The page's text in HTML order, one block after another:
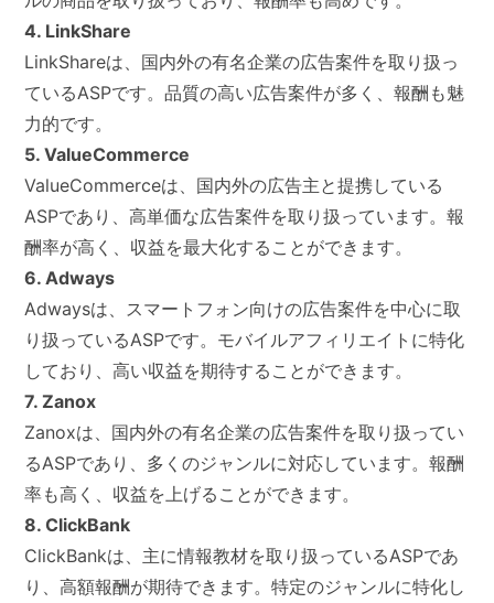
4. LinkShare
LinkShareは、国内外の有名企業の広告案件を取り扱っ
ているASPです。品質の高い広告案件が多く、報酬も魅
力的です。
5. ValueCommerce
ValueCommerceは、国内外の広告主と提携している
ASPであり、高単価な広告案件を取り扱っています。報
酬率が高く、収益を最大化することができます。
6. Adways
Adwaysは、スマートフォン向けの広告案件を中心に取
り扱っているASPです。モバイルアフィリエイトに特化
しており、高い収益を期待することができます。
7. Zanox
Zanoxは、国内外の有名企業の広告案件を取り扱ってい
るASPであり、多くのジャンルに対応しています。報酬
率も高く、収益を上げることができます。
8. ClickBank
ClickBankは、主に情報教材を取り扱っているASPであ
り、高額報酬が期待できます。特定のジャンルに特化し